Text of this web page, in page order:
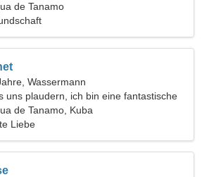
de Tanamo
Wassermann
uns plaudern, ich bin eine fantastische
de Tanamo, Kuba
Liebe